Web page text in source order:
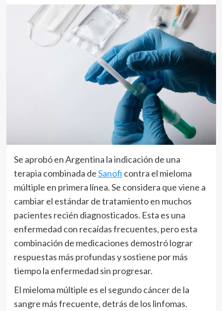
Se aprobó en Argentina la indicación de una
terapia combinada deSanofi contra el mieloma
múltiple en primera línea. Se considera que viene a
cambiar el estándar de tratamiento en muchos
pacientes recién diagnosticados. Esta es una
enfermedad con recaídas frecuentes, pero esta
combinación de medicaciones demostró lograr
respuestas más profundas y sostiene por más
tiempo la enfermedad sin progresar.
El mieloma múltiple es el segundo cáncer de la
sangre más frecuente, detrás de los linfomas.